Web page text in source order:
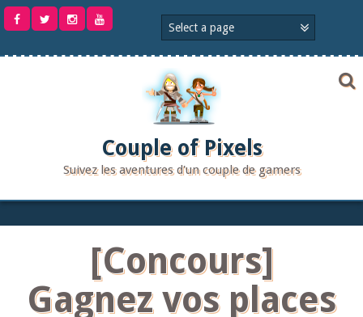
Aller
Couple of Pixels
Suivez les aventures d'un couple de gamers
[Concours]
Gagnez vos places